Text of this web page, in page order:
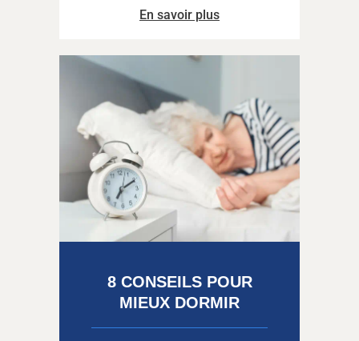
En savoir plus
8 CONSEILS POUR
MIEUX DORMIR